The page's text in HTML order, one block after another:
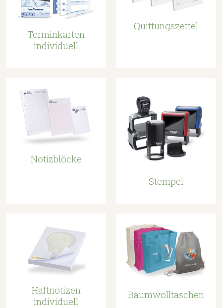
Terminkarten
individuell
Quittungszettel
Notizblöcke
Stempel
Haftnotizen
individuell
Baumwolltaschen